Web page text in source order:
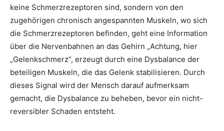
keine Schmerzrezeptoren sind, sondern von den
zugehörigen chronisch angespannten Muskeln, wo sich
die Schmerzrezeptoren befinden, geht eine Information
über die Nervenbahnen an das Gehirn „Achtung, hier
„Gelenkschmerz“, erzeugt durch eine Dysbalance der
beteiligen Muskeln, die das Gelenk stabilisieren. Durch
dieses Signal wird der Mensch darauf aufmerksam
gemacht, die Dysbalance zu beheben, bevor ein nicht-
reversibler Schaden entsteht.